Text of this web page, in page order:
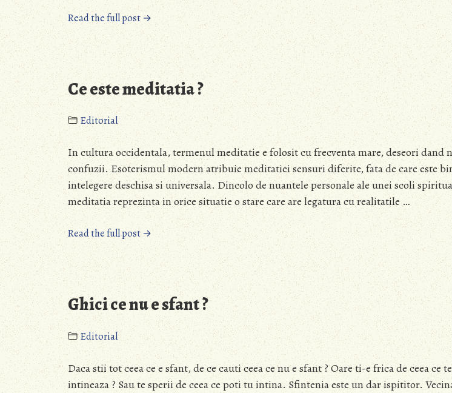
Read the full post →“Darurile
Dumnezeiesti
nu
au
cod
de
bare”
Ce este meditatia ?
Editorial
In cultura occidentala, termenul meditatie e folosit cu frecventa mare, deseori dand
confuzii. Esoterismul modern atribuie meditatiei sensuri diferite, fata de care este
intelegere deschisa si universala. Dincolo de nuantele personale ale unei scoli
meditatia reprezinta in orice situatie o stare care are legatura cu realitatile …
Read the full post →“Ce
este
meditatia
?”
Ghici ce nu e sfant ?
Editorial
Daca stii tot ceea ce e sfant, de ce cauti ceea ce nu e sfant ? Oare ti-e frica de ceea ce
intineaza ? Sau te sperii de ceea ce poti tu intina. Sfintenia este un dar ispititor.